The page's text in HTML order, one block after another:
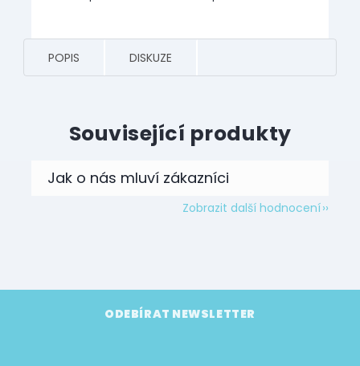
POPIS DISKUZE
Související produkty
Zobrazit další hodnocení
ODEBÍRAT NEWSLETTER